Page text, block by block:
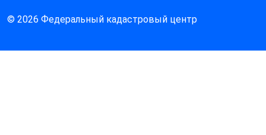
© 2026 Федеральный кадастровый центр